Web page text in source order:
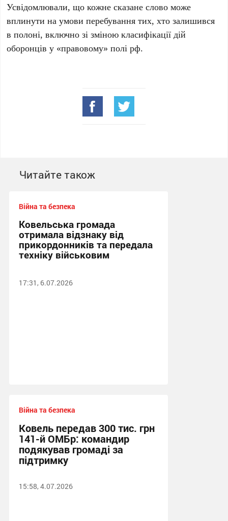
Усвідомлювали, що кожне сказане слово може
вплинути на умови перебування тих, хто залишився
в полоні, включно зі зміною класифікації дій
оборонців у «правовому» полі рф.
Читайте також
Війна та безпека
Ковельська громада
отримала відзнаку від
прикордонників та передала
техніку військовим
17:31, 6.07.2026
Війна та безпека
Ковель передав 300 тис. грн
141-й ОМБр: командир
подякував громаді за
підтримку
15:58, 4.07.2026